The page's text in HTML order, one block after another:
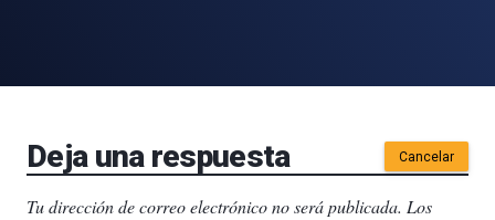
Deja una respuesta Cancelar
Tu dirección de correo electrónico no será publicada. Los